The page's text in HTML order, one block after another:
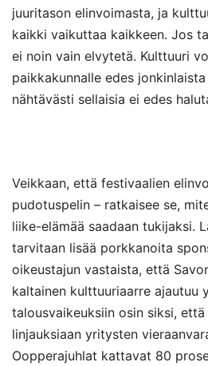
juuritason elinvoimasta, ja
kaikki vaikuttaa kaikkeen. Jos
ei noin vain elvytetä. Kulttuuri
paikkakunnalle edes
nähtävästi sellaisia ei edes
Veikkaan, että festivaalien
pudotuspelin – ratkaisee se,
liike-elämää saadaan tukijaksi.
tarvitaan lisää porkkanoita
oikeustajun vastaista, että
kaltainen kulttuuriaarre ajautuu
talousvaikeuksiin osin siksi,
linjauksiaan yritysten
Oopperajuhlat kattavat 80